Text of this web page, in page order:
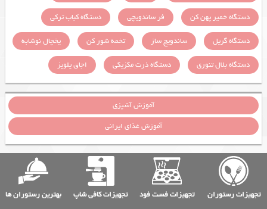
دستگاه خمیر پهن کن
فر ساندویچی
دستگاه کباب ترکی
دستگاه گریل
ساندویچ ساز تخمه شور کن
یخچال نوشابه
دستگاه بلال تنوری
دستگاه ذرت مکزیکی اجاق پلوپز
آموزش آشپزی
آموزش غذای ایرانی
تجهیزات رستوران تجهیزات فست فود تجهیزات کافی شاپ بهترین رستوران ها